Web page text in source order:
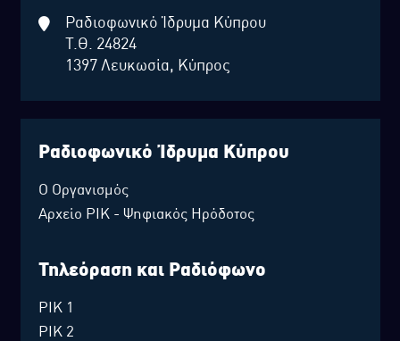
Ραδιοφωνικό Ίδρυμα Κύπρου
Τ.Θ. 24824
1397 Λευκωσία, Κύπρος
Ραδιοφωνικό Ίδρυμα Κύπρου
Ο Οργανισμός
Αρχείο ΡΙΚ - Ψηφιακός Ηρόδοτος
Τηλεόραση και Ραδιόφωνο
ΡΙΚ 1
ΡΙΚ 2